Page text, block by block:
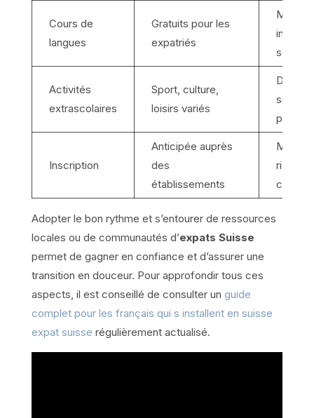
Cours de
langues
Gratuits pour les
expatriés
sociale
Activités
extrascolaires
Sport, culture,
loisirs variés
social
Inscription
Anticipée auprès
des
établissements
Moins
risques
Adopter le bon rythme et s’entourer de ressources
locales ou de communautés d’expats Suisse
permet de gagner en confiance et d’assurer une
transition en douceur. Pour approfondir tous ces
aspects, il est conseillé de consulter un guide
complet pour les français qui s installent en suisse
expat suisse régulièrement actualisé.